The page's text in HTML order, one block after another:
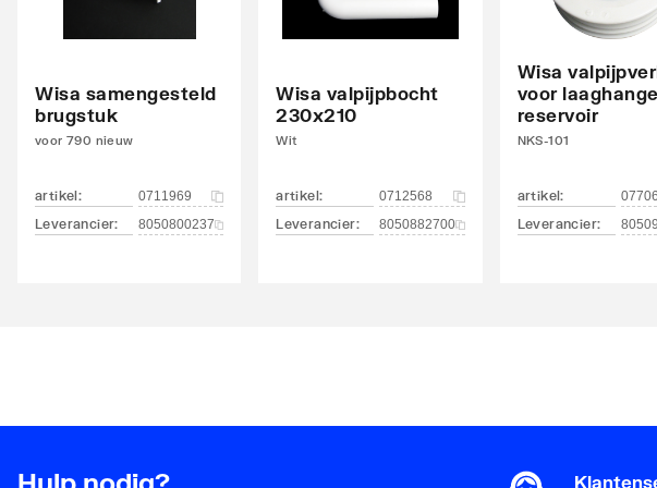
Wisa samengesteld
brugstuk
voor 790 nieuw
artikel: 0711969
Leverancier: 8050800237
Wisa valpijpbocht
230x210
Wit
artikel: 0712568
Leverancier: 8050882700
Wisa
voor
reservoir
NKS-101
artikel:
Leverancier: